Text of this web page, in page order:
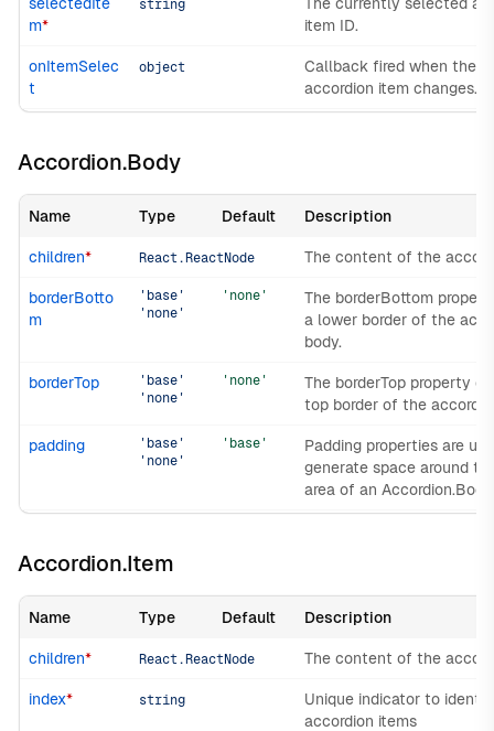
m*
string
item ID.
onItemSelec
t
object
Callback fired when the
accordion item changes.
Accordion.Body
Name Type Default Description
children* React.ReactNode The content of the
borderBotto
m
'base'
'none'
'none'
The borderBottom
a lower border of the
body.
borderTop
'base'
'none'
'none'
The borderTop property
top border of the
padding
'base'
'none'
'base'
Padding properties are
generate space around
area of an
Accordion.Item
Name Type Default Description
children* React.ReactNode The content of the
index* string
Unique indicator to
accordion items